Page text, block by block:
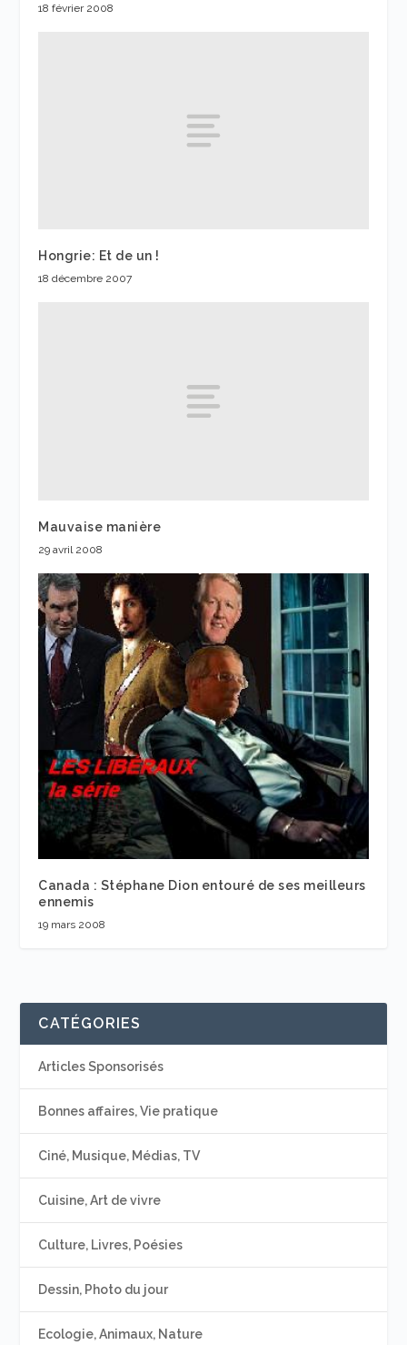
18 février 2008
Hongrie: Et de un !
18 décembre 2007
Mauvaise manière
29 avril 2008
Canada : Stéphane Dion entouré de ses meilleurs
ennemis
19 mars 2008
CATÉGORIES
Articles Sponsorisés
Bonnes affaires, Vie pratique
Ciné, Musique, Médias, TV
Cuisine, Art de vivre
Culture, Livres, Poésies
Dessin, Photo du jour
Ecologie, Animaux, Nature